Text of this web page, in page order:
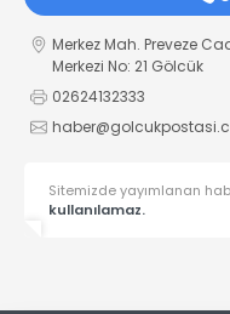
Merkez Mah. Preveze
Merkezi No: 21 Gölcük
02624132333
Sitemizde yayımlanan
kullanılamaz.